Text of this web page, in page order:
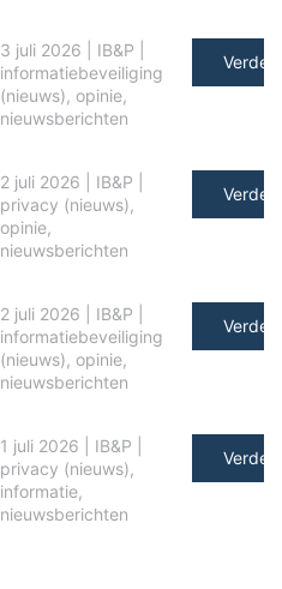
3 juli 2026 IB&P
informatiebeveiliging
(nieuws), opinie,
nieuwsberichten
Verder
2 juli 2026 IB&P
privacy (nieuws),
opinie,
nieuwsberichten
Verder
2 juli 2026 IB&P
informatiebeveiliging
(nieuws), opinie,
nieuwsberichten
Verder
1 juli 2026 IB&P
privacy (nieuws),
informatie,
nieuwsberichten
Verder